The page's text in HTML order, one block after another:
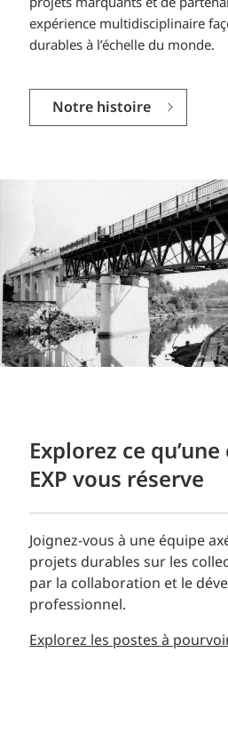
expérience multidisciplinaire
durables à l’échelle du monde.
Notre histoire
Explorez ce
EXP vous réserve
Joignez-vous à une équipe
projets durables sur les
par la collaboration et le
professionnel.
Explorez les postes à